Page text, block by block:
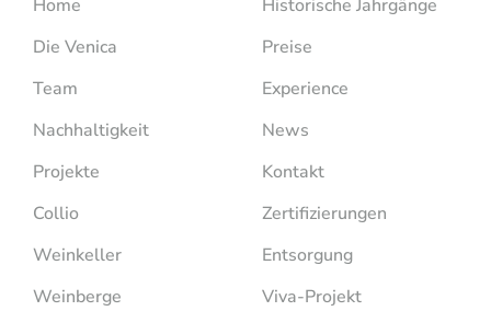
Home
Die Venica
Team
Nachhaltigkeit
Projekte
Collio
Weinkeller
Weinberge
Historische Jahrgänge
Preise
Experience
News
Kontakt
Zertifizierungen
Entsorgung
Viva-Projekt